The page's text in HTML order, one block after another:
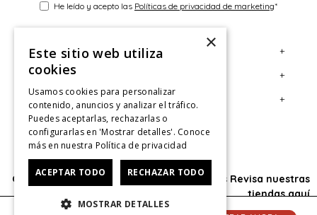
He leído y acepto las Políticas de privacidad de marketing*
Servicio al Consumidor +
Centro de Ayuda
Contáctanos
Giftcard
Retiro en tienda
Tiendas
CyberMonday
Legal +
Términos y Condiciones
Políticas de Despacho
Cambios, Retracto y Garantía
Políticas de Privacidad
Política de Privacidad de Marketing
Cuenta +
Mi Cuenta
Sigue tu compra
Historial de Compras
¿Dónde viene mi compra?
Oficina: Av. Las Condes #11281 - Las Condes Revisa nuestras
tiendasaquí
© 2025 HushPuppies Kids derechos de autor
×
Este sitio web utiliza
cookies
Usamos cookies para personalizar
contenido, anuncios y analizar el tráfico.
Puedes aceptarlas, rechazarlas o
configurarlas en 'Mostrar detalles'. Conoce
más en nuestra Política de privacidad
ACEPTAR TODO RECHAZAR TODO
MOSTRAR DETALLES